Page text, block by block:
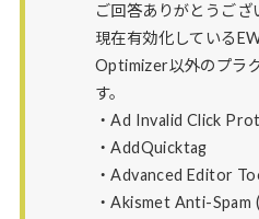
ご回答ありがとうござ
現在有効化している
Optimizer以外のプラ
す。
・Ad Invalid Click
・AddQuicktag
・Advanced Editor
・Akismet Anti-Spam